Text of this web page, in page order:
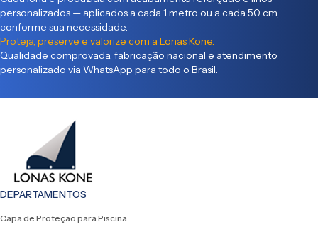
personalizados — aplicados a cada 1 metro ou a cada 50 cm,
conforme sua necessidade.
Proteja, preserve e valorize com a Lonas Kone.
Qualidade comprovada, fabricação nacional e atendimento
personalizado via WhatsApp para todo o Brasil.
DEPARTAMENTOS
Capa de Proteção para Piscina